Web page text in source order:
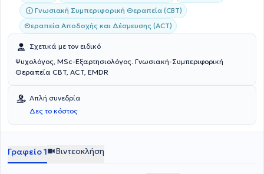
Γνωσιακή Συμπεριφορική Θεραπεία (CBT)
Θεραπεία Αποδοχής και Δέσμευσης (ACT)
Σχετικά με τον ειδικό
Ψυχολόγος, MSc-Εξαρτησιολόγος. Γνωσιακή-Συμπεριφορική
Θεραπεία CBT, ACT, EMDR
Απλή συνεδρία
Δες το κόστος
Γραφείο 1 Βιντεοκλήση